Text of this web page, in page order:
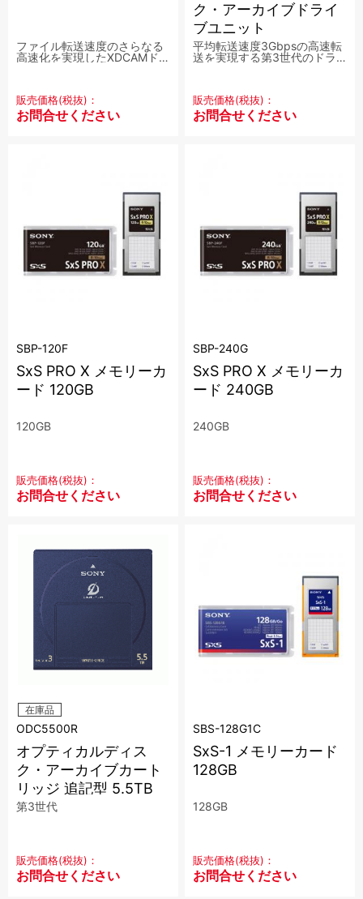
ファイル転送速度のさらなる
高速化を実現したXDCAMドラ
販売価格(税抜)：
お問合せください
ク・アーカイブドライ
ブユニット
平均転送速度3Gbpsの高速転
送を実現する第3世代のドラ
販売価格(税抜)：
お問合せください
SBP-120F
SxS PRO X メモリーカ
ード 120GB
120GB
販売価格(税抜)：
お問合せください
SBP-240G
SxS PRO X メモリーカ
ード 240GB
240GB
販売価格(税抜)：
お問合せください
在庫品
ODC5500R
オプティカルディス
ク・アーカイブカート
リッジ 追記型 5.5TB
第3世代
販売価格(税抜)：
お問合せください
SBS-128G1C
SxS-1 メモリーカード
128GB
128GB
販売価格(税抜)：
お問合せください